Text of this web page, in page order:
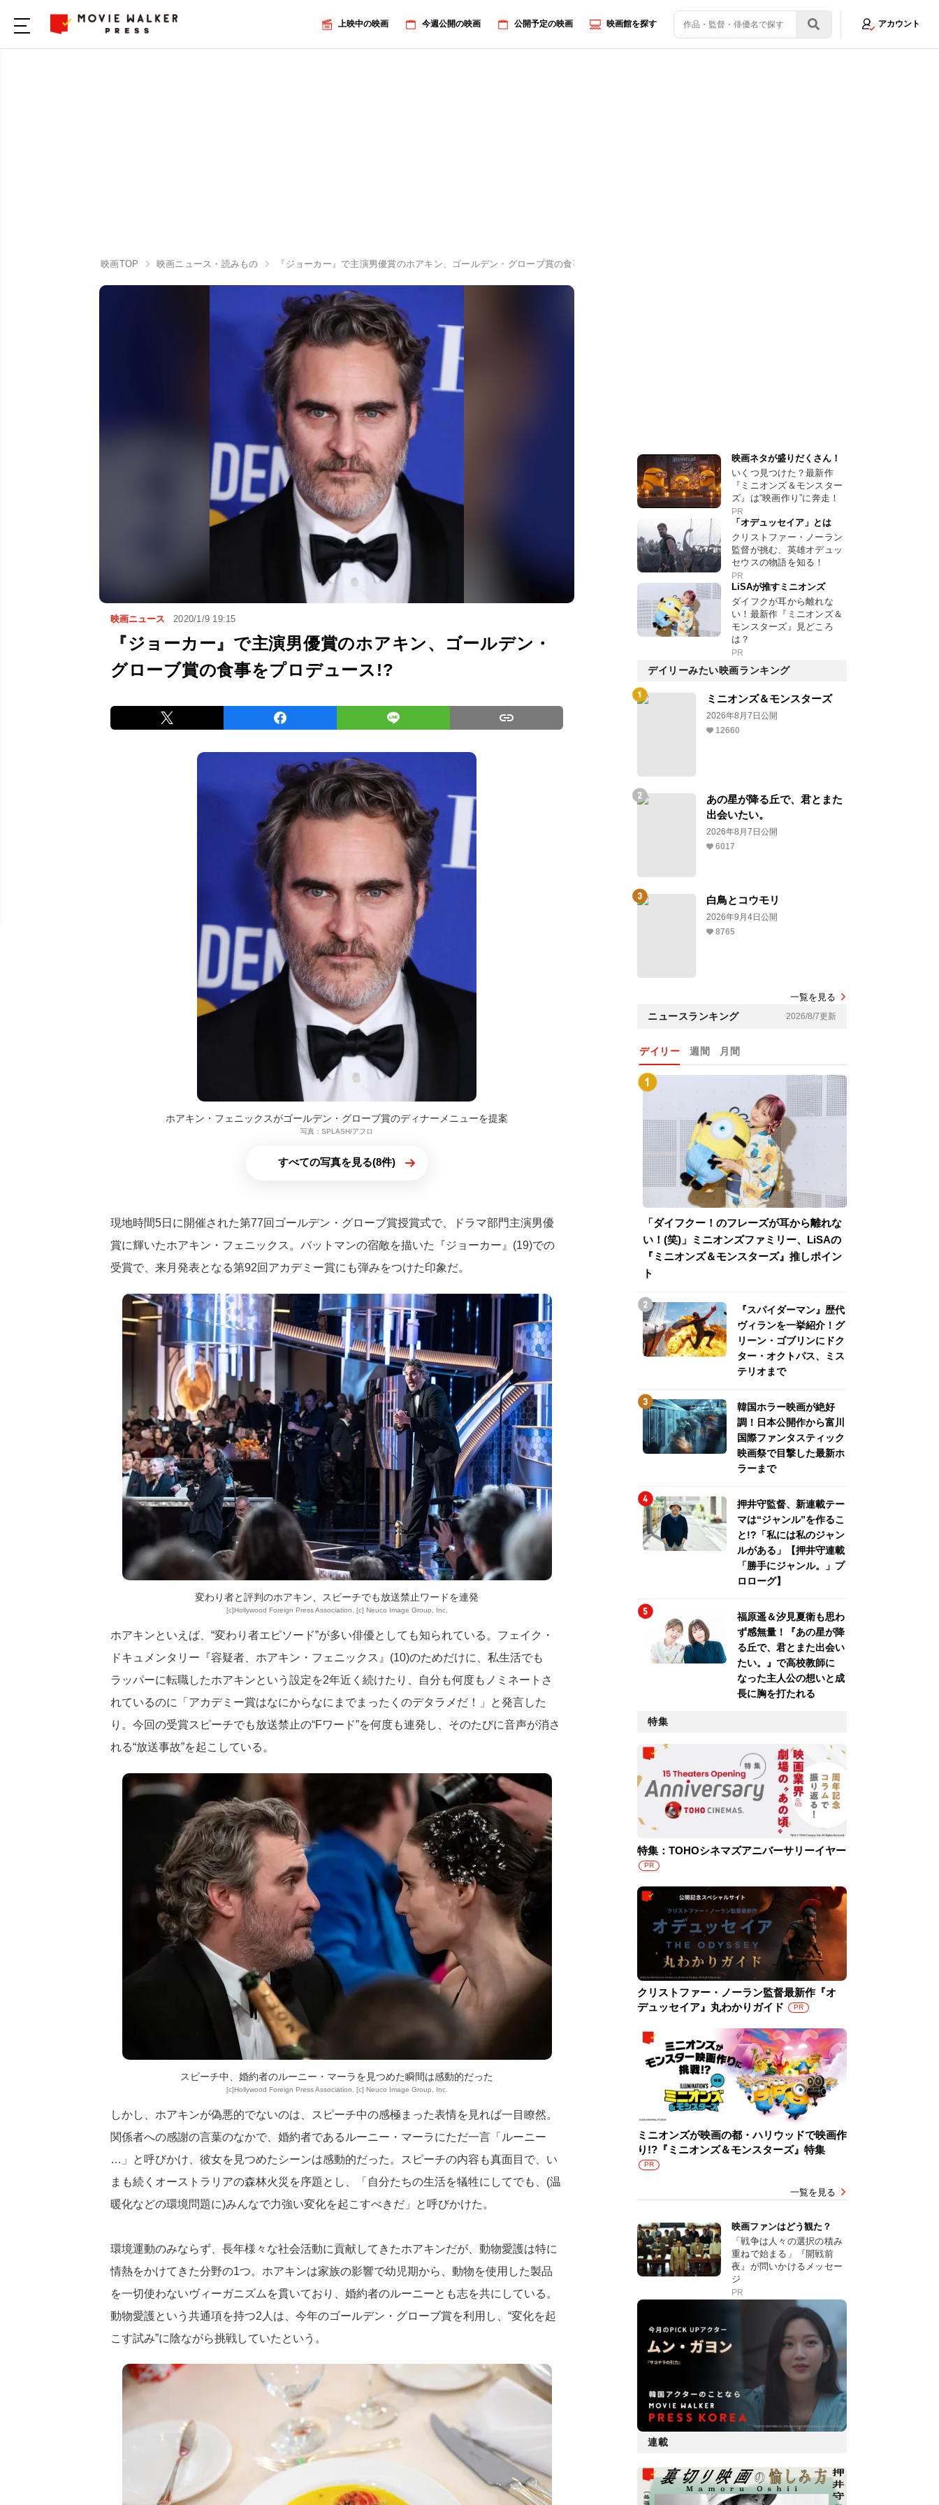
上映中の映画 今週公開の映画 公開予定の映画 映画館を探す アカウント
映画TOP 映画ニュース・読みもの 『ジョーカー』で主演男優賞のホアキン、ゴールデン・グローブ賞の食事をプロデュース!?
映画ニュース 2020/1/9 19:15
『ジョーカー』で主演男優賞のホアキン、ゴールデン・
グローブ賞の食事をプロデュース!?
ホアキン・フェニックスがゴールデン・グローブ賞のディナーメニューを提案
写真：SPLASH/アフロ
すべての写真を見る(8件)
現地時間5日に開催された第77回ゴールデン・グローブ賞授賞式で、ドラマ部門主演男優
賞に輝いたホアキン・フェニックス。バットマンの宿敵を描いた『ジョーカー』(19)での
受賞で、来月発表となる第92回アカデミー賞にも弾みをつけた印象だ。
変わり者と評判のホアキン、スピーチでも放送禁止ワードを連発
[c]Hollywood Foreign Press Association. [c] Neuco Image Group, Inc.
ホアキンといえば、“変わり者エピソード”が多い俳優としても知られている。フェイク・
ドキュメンタリー『容疑者、ホアキン・フェニックス』(10)のためだけに、私生活でも
ラッパーに転職したホアキンという設定を2年近く続けたり、自分も何度もノミネートさ
れているのに「アカデミー賞はなにからなにまでまったくのデタラメだ！」と発言した
り。今回の受賞スピーチでも放送禁止の“Fワード”を何度も連発し、そのたびに音声が消さ
れる“放送事故”を起こしている。
スピーチ中、婚約者のルーニー・マーラを見つめた瞬間は感動的だった
[c]Hollywood Foreign Press Association. [c] Neuco Image Group, Inc.
しかし、ホアキンが偽悪的でないのは、スピーチ中の感極まった表情を見れば一目瞭然。
関係者への感謝の言葉のなかで、婚約者であるルーニー・マーラにただ一言「ルーニー
…」と呼びかけ、彼女を見つめたシーンは感動的だった。スピーチの内容も真面目で、い
まも続くオーストラリアの森林火災を序題とし、「自分たちの生活を犠牲にしてでも、(温
暖化などの環境問題に)みんなで力強い変化を起こすべきだ」と呼びかけた。
環境運動のみならず、長年様々な社会活動に貢献してきたホアキンだが、動物愛護は特に
情熱をかけてきた分野の1つ。ホアキンは家族の影響で幼児期から、動物を使用した製品
を一切使わないヴィーガニズムを貫いており、婚約者のルーニーとも志を共にしている。
動物愛護という共通項を持つ2人は、今年のゴールデン・グローブ賞を利用し、“変化を起
こす試み”に陰ながら挑戦していたという。
映画ネタが盛りだくさん！
いくつ見つけた？最新作
『ミニオンズ＆モンスター
ズ』は“映画作り”に奔走！
PR
「オデュッセイア」とは
クリストファー・ノーラン
監督が挑む、英雄オデュッ
セウスの物語を知る！
PR
LiSAが推すミニオンズ
ダイフクが耳から離れな
い！最新作『ミニオンズ＆
モンスターズ』見どころ
は？
PR
デイリーみたい映画ランキング
ミニオンズ＆モンスターズ
2026年8月7日公開
12660
あの星が降る丘で、君とまた
出会いたい。
2026年8月7日公開
6017
白鳥とコウモリ
2026年9月4日公開
8765
一覧を見る
ニュースランキング 2026/8/7更新
デイリー 週間 月間
「ダイフクー！のフレーズが耳から離れな
い！(笑)」ミニオンズファミリー、LiSAの
『ミニオンズ＆モンスターズ』推しポイン
ト
『スパイダーマン』歴代
ヴィランを一挙紹介！グ
リーン・ゴブリンにドク
ター・オクトパス、ミス
テリオまで
韓国ホラー映画が絶好
調！日本公開作から富川
国際ファンタスティック
映画祭で目撃した最新ホ
ラーまで
押井守監督、新連載テー
マは“ジャンル”を作るこ
と!?「私には私のジャン
ルがある」【押井守連載
「勝手にジャンル。」プ
ロローグ】
福原遥＆汐見夏衛も思わ
ず感無量！『あの星が降
る丘で、君とまた出会い
たい。』で高校教師に
なった主人公の想いと成
長に胸を打たれる
特集
特集：TOHOシネマズアニバーサリーイヤー
PR
クリストファー・ノーラン監督最新作『オ
デュッセイア』丸わかりガイド
PR
ミニオンズが映画の都・ハリウッドで映画作
り!?『ミニオンズ＆モンスターズ』特集
PR
一覧を見る
映画ファンはどう観た？
「戦争は人々の選択の積み
重ねで始まる」『開戦前
夜』が問いかけるメッセー
ジ
PR
連載